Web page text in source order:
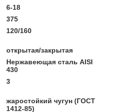
6-18
375
120/160
открытая/закрытая
Нержавеющая сталь AISI
430
3
жаростойкий чугун (ГОСТ
1412-85)